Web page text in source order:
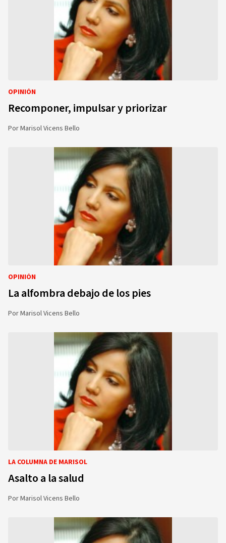
OPINIÓN
Recomponer, impulsar y priorizar
PorMarisol Vicens Bello
OPINIÓN
La alfombra debajo de los pies
PorMarisol Vicens Bello
LA COLUMNA DE MARISOL
Asalto a la salud
PorMarisol Vicens Bello